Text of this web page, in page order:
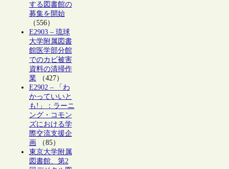
する図書館の
募集を開始
（556）
E2903 – 琉球
大学附属図書
館医学部分館
でのカビ被害
資料の清掃作
業（427）
E2902 – 「わ
かっていいと
も!」：ラーニ
ング・コモン
ズにおける学
際交流支援企
画 （85）
東京大学附属
図書館、第2